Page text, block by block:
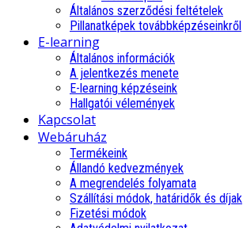
Általános szerződési feltételek
Pillanatképek továbbképzéseinkről
E-learning
Általános információk
A jelentkezés menete
E-learning képzéseink
Hallgatói vélemények
Kapcsolat
Webáruház
Termékeink
Állandó kedvezmények
A megrendelés folyamata
Szállítási módok, határidők és díjak
Fizetési módok